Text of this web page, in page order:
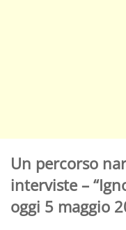
Un percorso
interviste –
oggi 5 maggio